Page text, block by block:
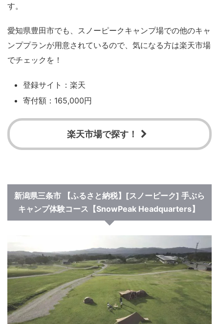
す。
愛知県豊田市でも、スノーピークキャンプ場での他のキャ
ンププランが用意されているので、気になる方は楽天市場
でチェックを！
登録サイト：楽天
寄付額：165,000円
楽天市場で探す！
新潟県三条市
【ふるさと納税】[スノーピーク] 手ぶら
キャンプ体験コース【SnowPeak Headquarters】